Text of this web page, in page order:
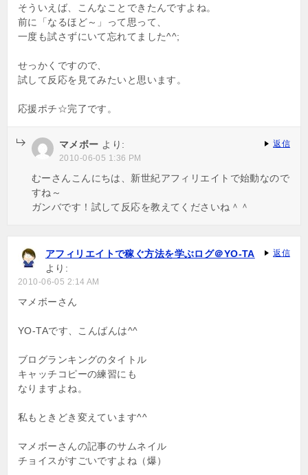
そういえば、こんなことできたんですよね。
前に「なるほど～」って思って、
一度も試さずにいて忘れてました^^;
せっかくですので、
試して反応を見てみたいと思います。
応援ポチ☆完了です。
マメボー より:
2010-06-05 1:36 PM
むーさんこんにちは、新世紀アフィリエイトで始動なので
すね～
ガンバです！試して反応を教えてくださいね＾＾
返信
アフィリエイトで稼ぐ方法を学ぶログ＠YO-TA
より:
2010-06-05 2:14 AM
マメボーさん
YO-TAです、こんばんは^^
ブログランキングのタイトル
キャッチコピーの練習にも
なりますよね。
私もときどき変えています^^
マメボーさんの記事のサムネイル
チョイスがすごいですよね（爆）
返信